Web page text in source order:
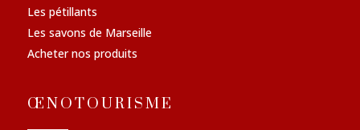
Les pétillants
Les savons de Marseille
Acheter nos produits
ŒNOTOURISME